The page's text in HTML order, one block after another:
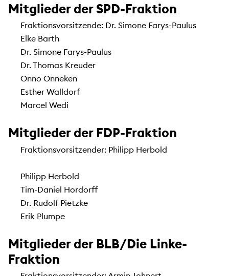
Mitglieder der SPD-Fraktion
Fraktionsvorsitzende: Dr. Simone Farys-Paulus
Elke Barth
Dr. Simone Farys-Paulus
Dr. Thomas Kreuder
Onno Onneken
Esther Walldorf
Marcel Wedi
Mitglieder der FDP-Fraktion
Fraktionsvorsitzender: Philipp Herbold
Philipp Herbold
Tim-Daniel Hordorff
Dr. Rudolf Pietzke
Erik Plumpe
Mitglieder der BLB/Die Linke-
Fraktion